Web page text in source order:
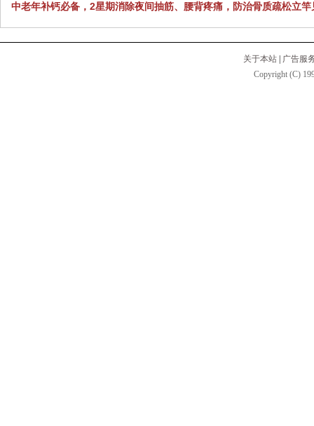
中老年补钙必备，2星期消除夜间抽筋、腰背疼痛，防治骨质疏松立竿
关于本站
广告服
Copyright (C)